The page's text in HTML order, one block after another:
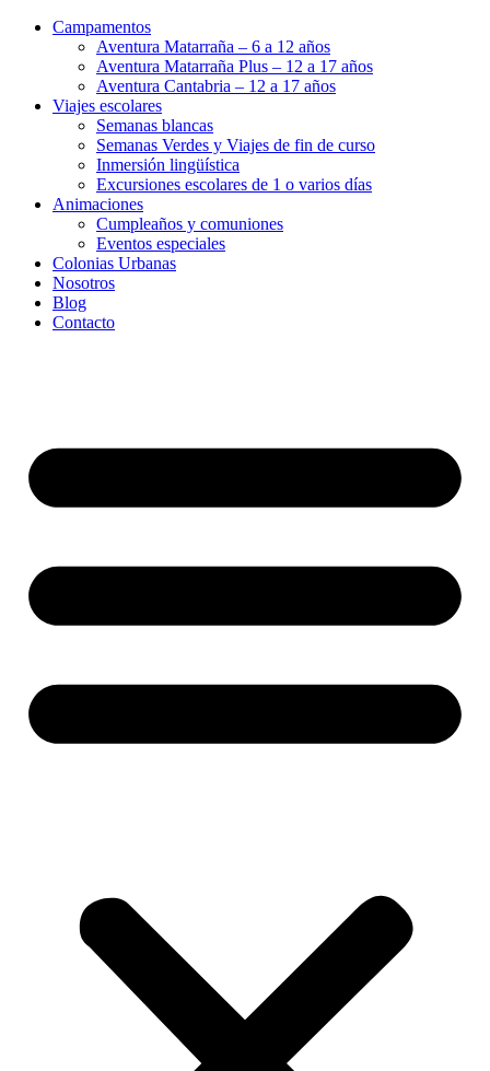
Campamentos
Aventura Matarraña – 6 a 12 años
Aventura Matarraña Plus – 12 a 17 años
Aventura Cantabria – 12 a 17 años
Viajes escolares
Semanas blancas
Semanas Verdes y Viajes de fin de curso
Inmersión lingüística
Excursiones escolares de 1 o varios días
Animaciones
Cumpleaños y comuniones
Eventos especiales
Colonias Urbanas
Nosotros
Blog
Contacto